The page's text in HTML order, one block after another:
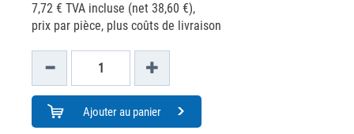
7,72 € TVA incluse (net 38,60 €),
prix par pièce, plus coûts de livraison
Ajouter au panier